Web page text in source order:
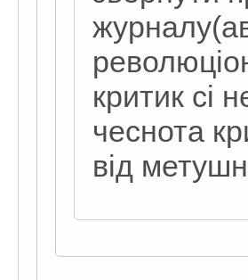
критик сі
чеснота
від